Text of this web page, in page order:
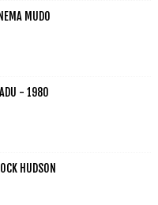
MUDO
- 1980
HUDSON